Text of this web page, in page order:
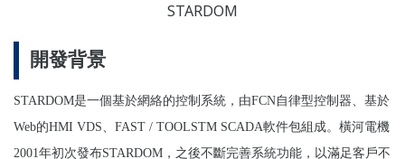
STARDOM
開發背景
STARDOM是一個基於網絡的控制系統，由FCN自律型控制器、基於
Web的HMI VDS、FAST / TOOLSTM SCADA軟件包組成。橫河電機
2001年初次發布STARDOM，之後不斷完善系統功能，以滿足客戶不